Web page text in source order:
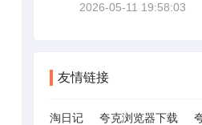
2026-05-11 19:58:03
友情链接
淘日记 夸克浏览器下载